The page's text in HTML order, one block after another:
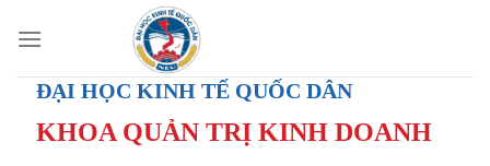
ĐẠI HỌC KINH TẾ QUỐC DÂN
KHOA QUẢN TRỊ KINH DOANH